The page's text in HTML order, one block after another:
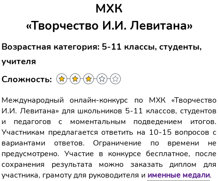
МХК
«Творчество И.И. Левитана»
Возрастная категория: 5-11 классы, студенты,
учителя
Сложность:
Международный онлайн-конкурс по МХК «Творчество
И.И. Левитана» для школьников 5-11 классов, студентов
и педагогов с моментальным подведением итогов.
Участникам предлагается ответить на 10-15 вопросов с
вариантами ответов. Ограничение по времени не
предусмотрено. Участие в конкурсе бесплатное, после
сохранения результата можно заказать диплом для
участника, грамоту для руководителя и именные медали.